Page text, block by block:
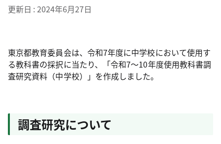
更新日 2024年6月27日
東京都教育委員会は、令和7年度に中学校において使用す
る教科書の採択に当たり、「令和7～10年度使用教科書調
査研究資料（中学校）」を作成しました。
調査研究について